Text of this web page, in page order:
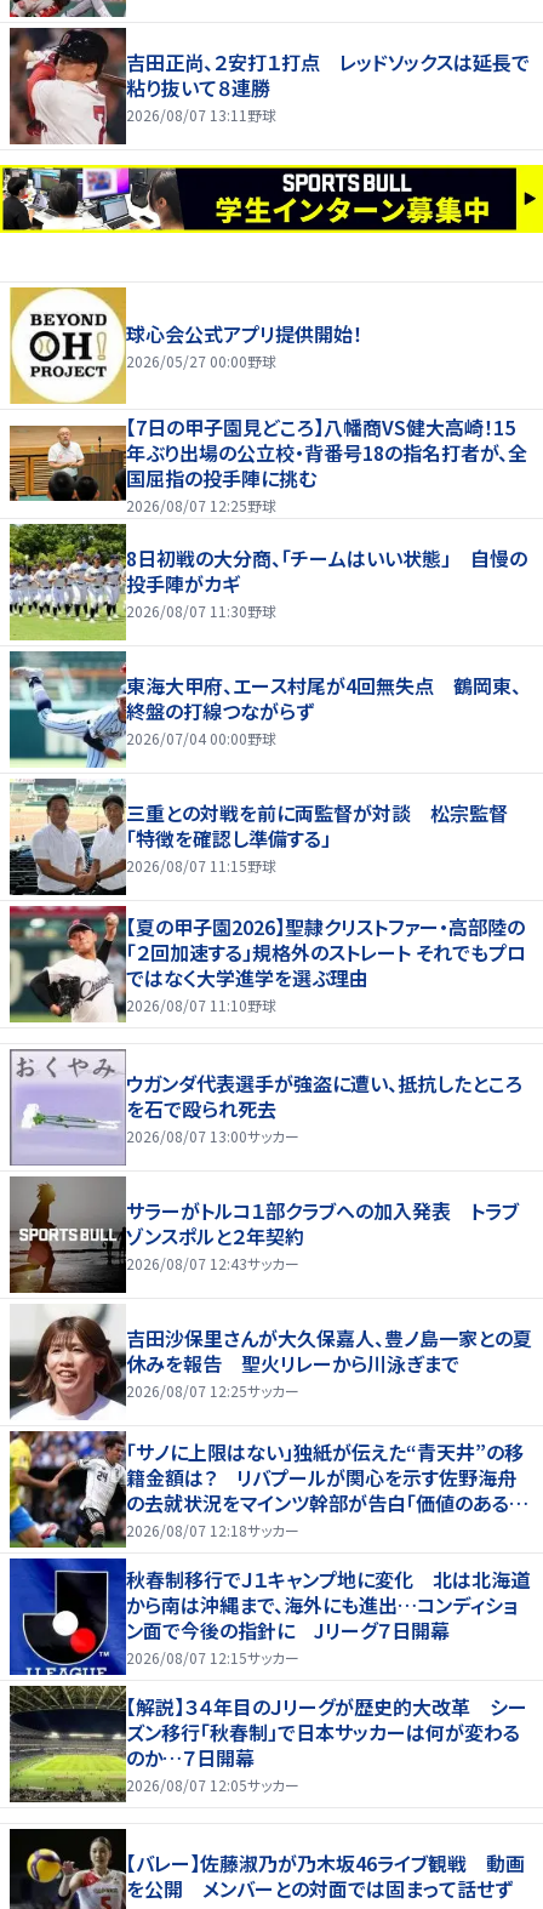
吉田正尚、２安打１打点 レッドソックスは延長で
粘り抜いて８連勝
2026/08/07 13:11 野球
球心会公式アプリ提供開始！
2026/05/27 00:00野球
【7日の甲子園見どころ】八幡商VS健大高崎！15
年ぶり出場の公立校・背番号18の指名打者が、全
国屈指の投手陣に挑む
2026/08/07 12:25野球
8日初戦の大分商、「チームはいい状態」 自慢の
投手陣がカギ
2026/08/07 11:30野球
東海大甲府、エース村尾が4回無失点 鶴岡東、
終盤の打線つながらず
2026/07/04 00:00野球
三重との対戦を前に両監督が対談 松宗監督
「特徴を確認し準備する」
2026/08/07 11:15野球
【夏の甲子園2026】聖隷クリストファー・高部陸の
「２回加速する」規格外のストレート それでもプロ
ではなく大学進学を選ぶ理由
2026/08/07 11:10野球
ウガンダ代表選手が強盗に遭い、抵抗したところ
を石で殴られ死去
2026/08/07 13:00サッカー
サラーがトルコ１部クラブへの加入発表 トラブ
ゾンスポルと２年契約
2026/08/07 12:43サッカー
吉田沙保里さんが大久保嘉人、豊ノ島一家との夏
休みを報告 聖火リレーから川泳ぎまで
2026/08/07 12:25サッカー
「サノに上限はない」独紙が伝えた“青天井”の移
籍金額は？ リバプールが関心を示す佐野海舟
の去就状況をマインツ幹部が告白「価値のあるも
のになる」
2026/08/07 12:18サッカー
秋春制移行でＪ１キャンプ地に変化 北は北海道
から南は沖縄まで、海外にも進出…コンディショ
ン面で今後の指針に Jリーグ７日開幕
2026/08/07 12:15サッカー
【解説】３４年目のＪリーグが歴史的大改革 シー
ズン移行「秋春制」で日本サッカーは何が変わる
のか…７日開幕
2026/08/07 12:05サッカー
【バレー】佐藤淑乃が乃木坂46ライブ観戦 動画
を公開 メンバーとの対面では固まって話せず